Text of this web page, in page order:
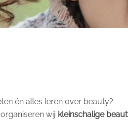
én alles leren over beauty?
wij kleinschalige